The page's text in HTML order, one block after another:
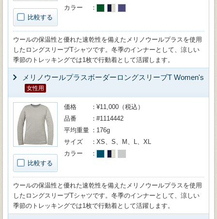
比較する
カラー
ウールの保温性と優れた速乾性を備えたメリノウールプラスを使用
したロングスリーブTシャツです。冬季のインナーとして、涼しい
季節のトレッキングでは1枚で行動着として活躍します。
メリノウールプラスボーダーロングスリーブT Women's
女性用
比較する
価格
¥11,000（税込）
品番
#1114442
平均重量
176g
サイズ
XS、S、M、L、XL
カラー
ウールの保温性と優れた速乾性を備えたメリノウールプラスを使用
したロングスリーブTシャツです。冬季のインナーとして、涼しい
季節のトレッキングでは1枚で行動着として活躍します。